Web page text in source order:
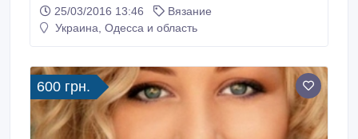
сочетание золотистой и серебряной нитки..
25/03/2016 13:46
Вязание
Украина, Одесса и область
600 грн.